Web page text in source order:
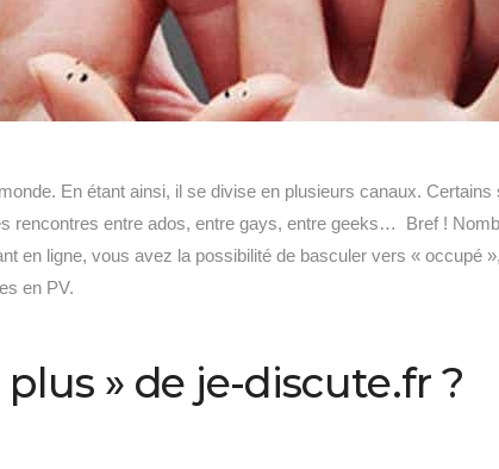
En étant ainsi, il se divise en plusieurs canaux. Certains
rencontres entre ados, entre gays, entre geeks… Bref !
en ligne, vous avez la possibilité de basculer vers « occupé
en PV.
» de je-discute.fr ?